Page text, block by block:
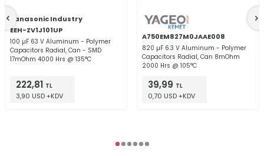
Panasonic Industry
EEH-ZV1J101UP
100 µF 63 V Aluminum - Polymer
Capacitors Radial, Can - SMD
17mOhm 4000 Hrs @ 135°C
222,81 TL
3,90 USD +KDV
A750EM827M0JAAE008
820 µF 6.3 V Aluminum - Polymer
Capacitors Radial, Can 8mOhm
2000 Hrs @ 105°C
39,99 TL
0,70 USD +KDV